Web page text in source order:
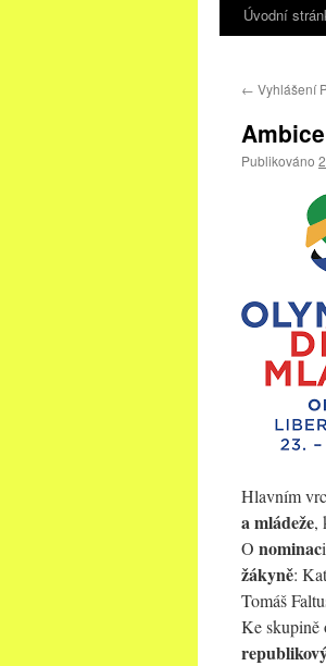
Úvodní
← Vyhlášení
Publikováno
Hlavním
a mládeže,
O nominac
žákyně:
Tomáš
Ke skupině